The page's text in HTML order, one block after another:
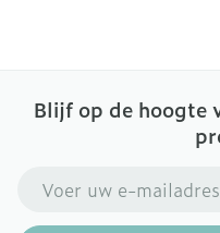
Blijf op de hoogte